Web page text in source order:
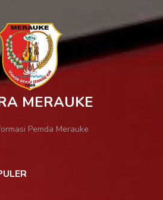
MERAUKE
Pemda Merauke